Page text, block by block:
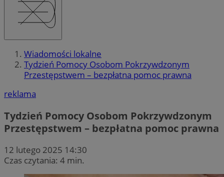
Wiadomości lokalne
Tydzień Pomocy Osobom Pokrzywdzonym
Przestępstwem – bezpłatna pomoc prawna
reklama
Tydzień Pomocy Osobom Pokrzywdzonym
Przestępstwem – bezpłatna pomoc prawna
12 lutego 2025 14:30
Czas czytania: 4 min.